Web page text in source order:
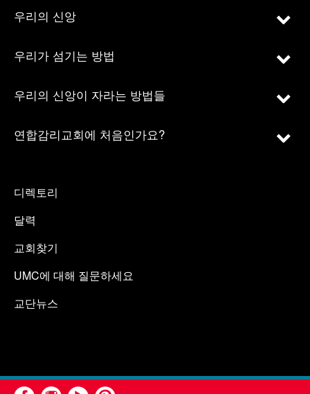
우리의 신앙
우리가 섬기는 방법
우리의 신앙이 자라는 방법들
연합감리교회에 처음인가요?
디렉토리
달력
교회찾기
UMC에 대해 질문하세요
교단뉴스